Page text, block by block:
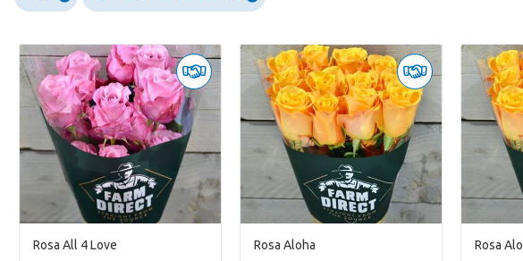
Rosa All 4 Love Rosa Aloha Rosa